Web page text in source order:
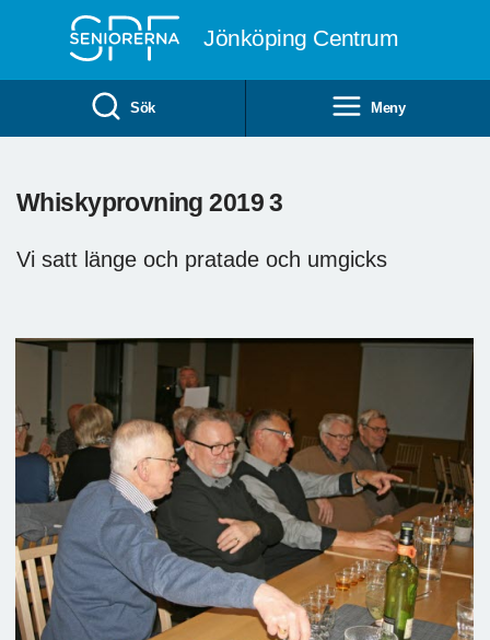
Jönköping Centrum
Sök Meny
Whiskyprovning 2019 3
Vi satt länge och pratade och umgicks